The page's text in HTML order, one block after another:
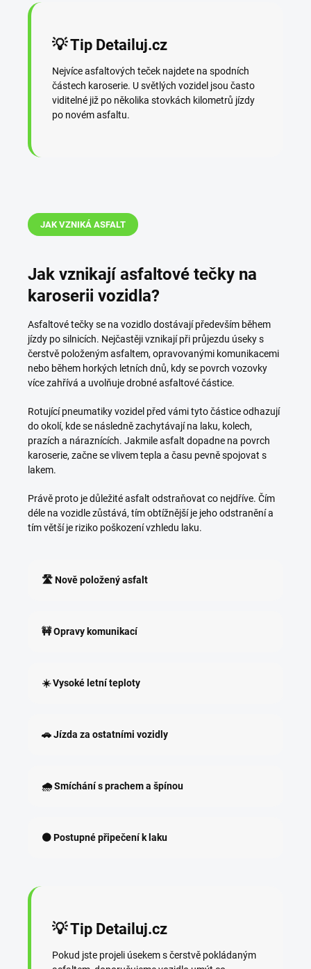
💡 Tip Detailuj.cz
Nejvíce asfaltových teček najdete na spodních
částech karoserie. U světlých vozidel jsou často
viditelné již po několika stovkách kilometrů jízdy
po novém asfaltu.
JAK VZNIKÁ ASFALT
Jak vznikají asfaltové tečky na
karoserii vozidla?
Asfaltové tečky se na vozidlo dostávají především během
jízdy po silnicích. Nejčastěji vznikají při průjezdu úseky s
čerstvě položeným asfaltem, opravovanými komunikacemi
nebo během horkých letních dnů, kdy se povrch vozovky
více zahřívá a uvolňuje drobné asfaltové částice.
Rotující pneumatiky vozidel před vámi tyto částice odhazují
do okolí, kde se následně zachytávají na laku, kolech,
prazích a náraznících. Jakmile asfalt dopadne na povrch
karoserie, začne se vlivem tepla a času pevně spojovat s
lakem.
Právě proto je důležité asfalt odstraňovat co nejdříve. Čím
déle na vozidle zůstává, tím obtížnější je jeho odstranění a
tím větší je riziko poškození vzhledu laku.
🛣️ Nově položený asfalt
🚧 Opravy komunikací
☀️ Vysoké letní teploty
🚗 Jízda za ostatními vozidly
🌧️ Smíchání s prachem a špínou
⚫ Postupné připečení k laku
💡 Tip Detailuj.cz
Pokud jste projeli úsekem s čerstvě pokládaným